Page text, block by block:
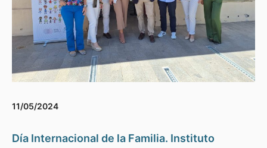
11/05/2024
Día Internacional de la Familia. Instituto